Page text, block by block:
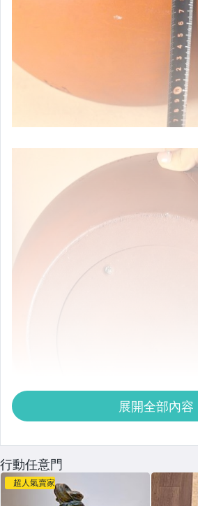
展開全部內容
行動任意門
超人氣賣家